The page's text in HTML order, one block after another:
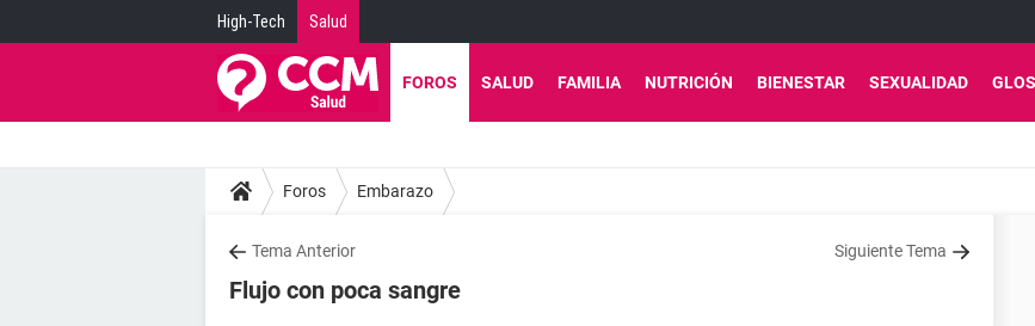
High-Tech Salud
FOROS SALUD FAMILIA NUTRICIÓN BIENESTAR SEXUALIDAD
Foros Embarazo
Tema Anterior Siguiente Tema
Flujo con poca sangre